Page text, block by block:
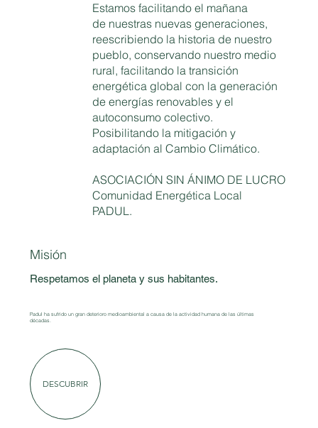
Estamos facilitando el mañana
de nuestras nuevas generaciones,
reescribiendo la historia de nuestro
pueblo, conservando nuestro medio
rural, facilitando la transición
energética global con la generación
de energías renovables y el
autoconsumo colectivo.
Posibilitando la mitigación y
adaptación al Cambio Climático.
ASOCIACIÓN SIN ÁNIMO DE LUCRO
Comunidad Energética Local
PADUL.
Misión
Respetamos el planeta y sus habitantes.
Padul ha sufrido un gran deterioro medioambiental a causa de la actividad humana de las últimas
décadas.
DESCUBRIR